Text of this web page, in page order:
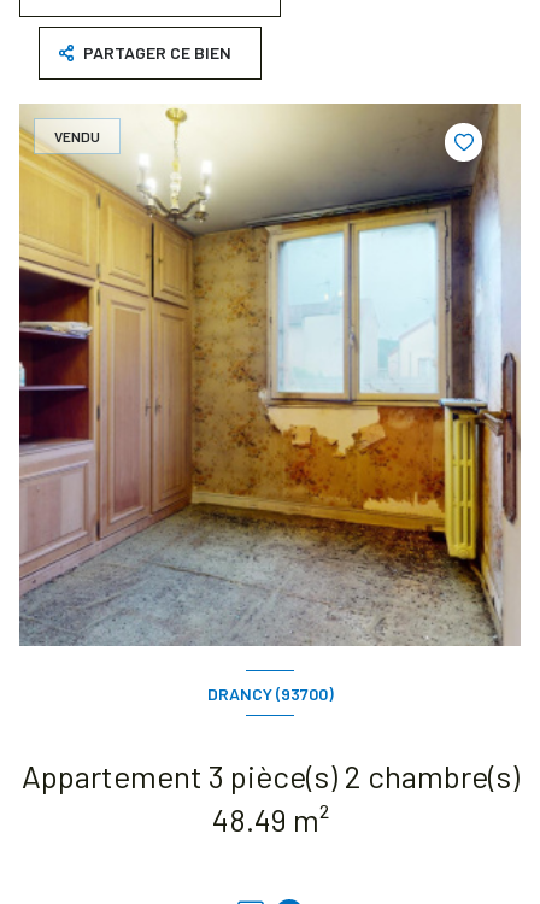
PARTAGER CE BIEN
VENDU
DRANCY (93700)
Appartement 3 pièce(s) 2 chambre(s)
48.49 m²